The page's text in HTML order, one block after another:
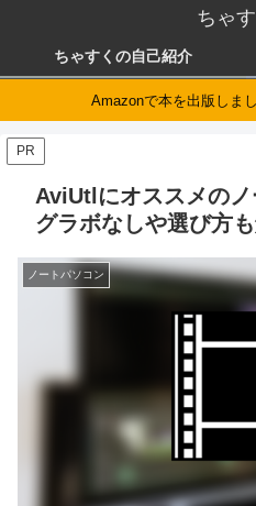
ちゃ
ちゃすくの自己紹介
Amazonで本を出版しま
PR
AviUtlにオススメのノ
グラボなしや選び方
ノートパソコン